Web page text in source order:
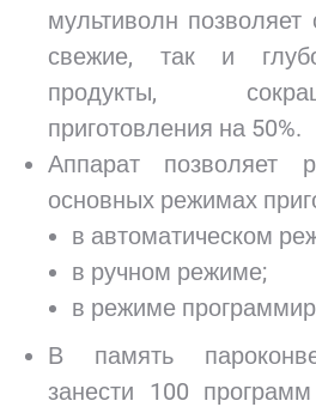
мультиволн позволяет
свежие, так и
продукты,
приготовления на 50%.
Аппарат позволяет
основных режимах
в автоматическом
в ручном режиме;
в режиме
В память
занести 100